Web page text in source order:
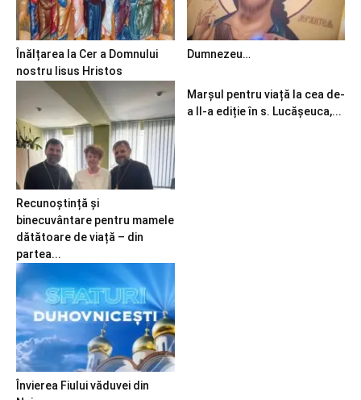
Înălțarea la Cer a Domnului
nostru Iisus Hristos
Dumnezeu…
Recunoștință și
binecuvântare pentru mamele
dătătoare de viață – din
partea...
Marșul pentru viață la cea de-
a II-a ediție în s. Lucășeuca,...
Învierea Fiului văduvei din